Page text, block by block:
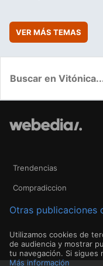
VER MÁS TEMAS
Trendencias
Compradiccion
Otras publicaciones
Utilizamos cookies de
de audiencia y mostrar
tu navegación. Si sigues
Más información